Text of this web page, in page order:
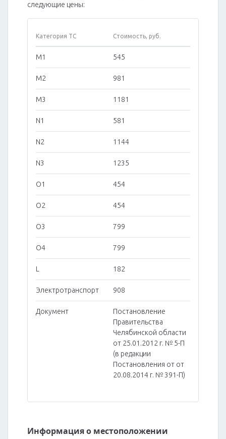
следующие цены:
Категория ТС Стоимость, руб.
M1 545
M2 981
M3 1181
N1 581
N2 1144
N3 1235
O1 454
O2 454
O3 799
O4 799
L 182
Электротранспорт 908
Документ
Постановление
Правительства
Челябинской области
от 25.01.2012 г. № 5-П
(в редакции
Постановления от от
20.08.2014 г. № 391-П)
Информация о местоположении